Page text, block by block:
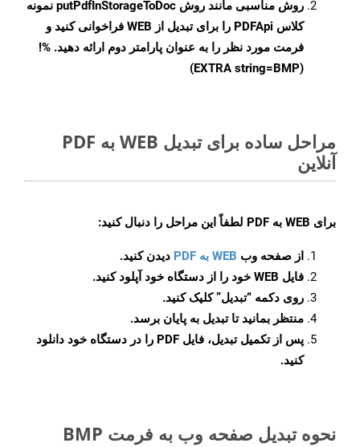
روش مناسبی مانند روش putPdfInStorageToDoc نمونه
کلاس PDFApi را برای تبدیل از WEB فراخوانی کنید و
فرمت مورد نظر را به عنوان پارامتر دوم ارائه دهید. %!
(EXTRA string=BMP)
مراحل ساده برای تبدیل WEB به PDF
آنلاین
برای WEB به PDF لطفاً این مراحل را دنبال کنید:
از صفحه وب WEB به PDF
دیدن کنید.
فایل WEB خود را از دستگاه خود آپلود کنید.
روی دکمه “تبدیل”کلیک کنید.
منتظر بمانید تا تبدیل به پایان برسد.
پس از تکمیل تبدیل، فایل PDF را در دستگاه خود دانلود
کنید.
نحوه تبدیل صفحه وب به فرمت BMP